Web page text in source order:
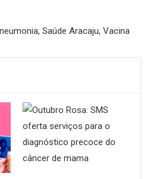
, Saúde Aracaju, Vacina